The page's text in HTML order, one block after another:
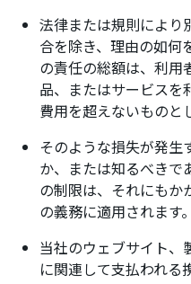
法律または規則により
合を除き、理由の如何
の責任の総額は、利用
品、またはサービスを
費用を超えないものと
そのような損失が発生
か、または知るべきで
の制限は、それにもか
の義務に適用されます。
当社のウェブサイト、
に関連して支払われる